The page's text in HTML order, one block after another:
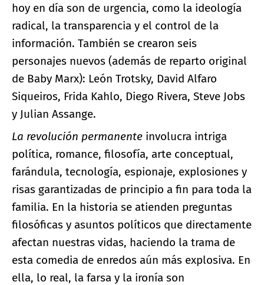
hoy en día son de urgencia, como la ideología
radical, la transparencia y el control de la
información. También se crearon seis
personajes nuevos (además de reparto original
de Baby Marx): León Trotsky, David Alfaro
Siqueiros, Frida Kahlo, Diego Rivera, Steve Jobs
y Julian Assange.
La revolución permanente involucra intriga
política, romance, filosofía, arte conceptual,
farándula, tecnología, espionaje, explosiones y
risas garantizadas de principio a fin para toda la
familia. En la historia se atienden preguntas
filosóficas y asuntos políticos que directamente
afectan nuestras vidas, haciendo la trama de
esta comedia de enredos aún más explosiva. En
ella, lo real, la farsa y la ironía son